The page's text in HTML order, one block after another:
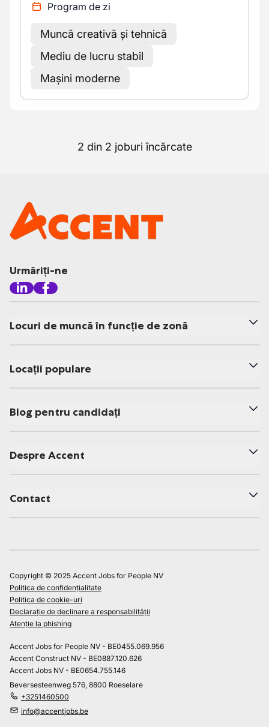
Program de zi
Muncă creativă și tehnică
Mediu de lucru stabil
Mașini moderne
2 din 2 joburi încărcate
Urmăriți-ne
Locuri de muncă în funcție de zonă
Locații populare
Blog pentru candidați
Despre Accent
Contact
Copyright © 2025 Accent Jobs for People NV
Politica de confidențialitate
Politica de cookie-uri
Declarație de declinare a responsabilității
Atenție la phishing
Accent Jobs for People NV - BE0455.069.956
Accent Construct NV - BE0887.120.626
Accent Jobs NV - BE0654.755.146
Beversesteenweg 576, 8800 Roeselare
+3251460500
info@accentjobs.be